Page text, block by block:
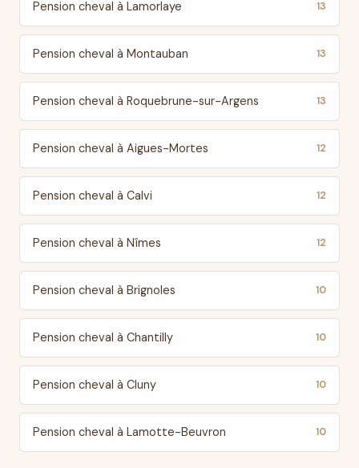
Pension cheval à Lamorlaye 13
Pension cheval à Montauban 13
Pension cheval à Roquebrune-sur-Argens 13
Pension cheval à Aigues-Mortes 12
Pension cheval à Calvi 12
Pension cheval à Nîmes 12
Pension cheval à Brignoles 10
Pension cheval à Chantilly 10
Pension cheval à Cluny 10
Pension cheval à Lamotte-Beuvron 10